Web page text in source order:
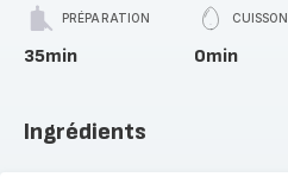
PRÉPARATION
35min
CUISSON
0min
Ingrédients